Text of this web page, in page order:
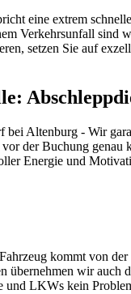
eine extrem
Verkehrsunfall
setzen Sie auf
bei Altenburg - Wir
der Buchung
Energie und
kommt von
wir auch
und LKWs kein